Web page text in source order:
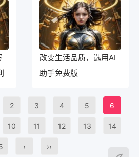
改变生活品质，选用AI
助手免费版
2 3 4 5 6
10 11 12 13 14
› ››